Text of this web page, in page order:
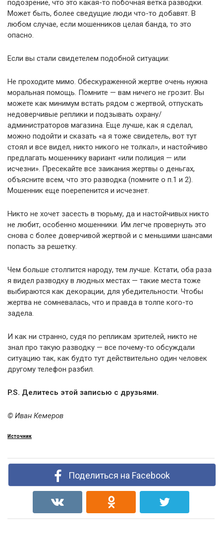
подозрение, что это какая-то побочная ветка разводки.
Может быть, более сведущие люди что-то добавят. В
любом случае, если мошенников целая банда, то это
опасно.
Если вы стали свидетелем подобной ситуации:
Не проходите мимо. Обескураженной жертве очень нужна
моральная помощь. Помните — вам ничего не грозит. Вы
можете как минимум встать рядом с жертвой, отпускать
недоверчивые реплики и подзывать охрану/
администраторов магазина. Еще лучше, как я сделал,
можно подойти и сказать «а я тоже свидетель, вот тут
стоял и все видел, никто никого не толкал», и настойчиво
предлагать мошеннику вариант «или полиция — или
исчезни». Пресекайте все заикания жертвы о деньгах,
объясните всем, что это разводка (помните о п.1 и 2).
Мошенник еще поерепенится и исчезнет.
Никто не хочет засесть в тюрьму, да и настойчивых никто
не любит, особенно мошенники. Им легче провернуть это
снова с более доверчивой жертвой и с меньшими шансами
попасть за решетку.
Чем больше столпится народу, тем лучше. Кстати, оба раза
я видел разводку в людных местах — такие места тоже
выбираются как декорации, для убедительности. Чтобы
жертва не сомневалась, что и правда в толпе кого-то
задела.
И как ни странно, судя по репликам зрителей, никто не
знал про такую разводку — все почему-то обсуждали
ситуацию так, как будто тут действительно один человек
другому телефон разбил.
P.S. Делитесь этой записью с друзьями.
© Иван Кемеров
Источник
Поделиться на Facebook